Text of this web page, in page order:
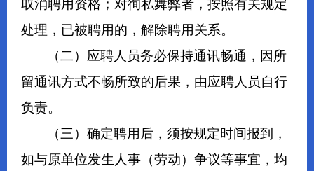
取消聘用资格；对徇私舞弊者，按照有关规定
处理，已被聘用的，解除聘用关系。
（二）应聘人员务必保持通讯畅通，因所
留通讯方式不畅所致的后果，由应聘人员自行
负责。
（三）确定聘用后，须按规定时间报到，
如与原单位发生人事（劳动）争议等事宜，均